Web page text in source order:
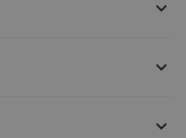


